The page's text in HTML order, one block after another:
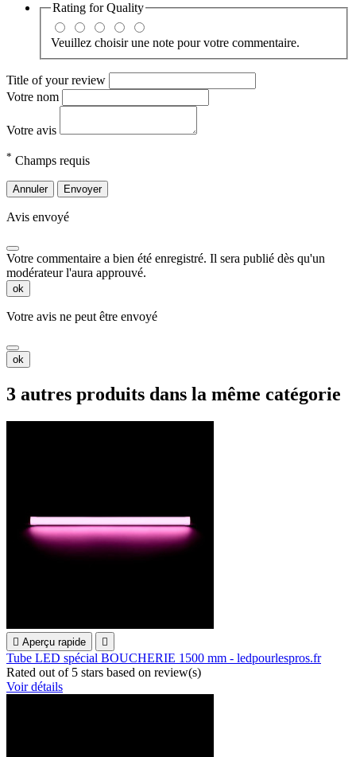
Rating forQuality
Veuillez choisir une note pour votre commentaire.
Title of your review
Votre nom
Votre avis
* Champs requis
Annuler Envoyer
Avis envoyé
Votre commentaire a bien été enregistré. Il sera publié dès qu'un
modérateur l'aura approuvé.
ok
Votre avis ne peut être envoyé
ok
3 autres produits dans la même catégorie
 Aperçu rapide 
Tube LED spécial BOUCHERIE 1500 mm - ledpourlespros.fr
Rated out of 5 stars based on review(s)
Voir détails